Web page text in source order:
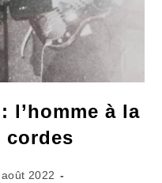
l’homme à la
cordes
2022